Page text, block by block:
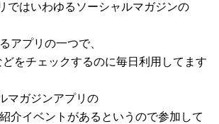
ではいわゆるソーシャルマガジンの
アプリの一つで、
どをチェックするのに毎日利用してます
マガジンアプリの
介イベントがあるというので参加して